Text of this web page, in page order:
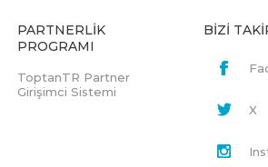
PARTNERLIK
PROGRAMI
ToptanTR Partner
Girişimci Sistemi
BİZİ
X